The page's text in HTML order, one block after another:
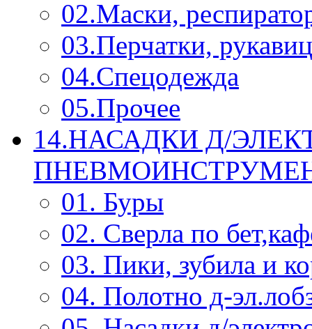
02.Маски,
03.Перчатки,
04.Спецодежда
05.Прочее
14.НАСАДКИ Д/
01. Буры
02. Сверла по
03. Пики, зубила и
04. Полотно д-